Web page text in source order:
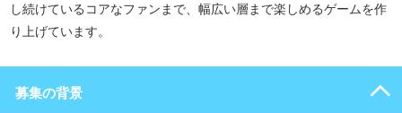
し続けているコアなファンまで、幅広い層まで楽しめるゲームを作
り上げています。
募集の背景